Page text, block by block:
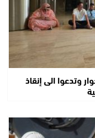
وتدعوا الى إنقاذ